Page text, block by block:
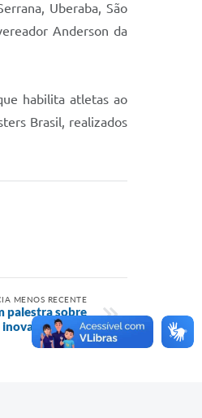
Uberaba, São
Anderson da
habilita atletas ao
Brasil, realizados
MENOS RECENTE
palestra sobre
social